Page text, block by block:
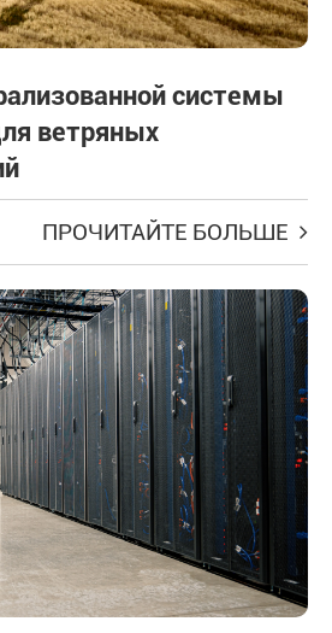
системы
ветряных
ПРОЧИТАЙТЕ БОЛЬШЕ